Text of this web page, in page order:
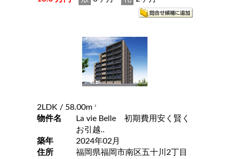
2LDK / 58.00m 2
物件名
La vie Belle 初期費用安く賢く
お引越..
築年
2024年02月
住所
福岡県福岡市南区五十川2丁目